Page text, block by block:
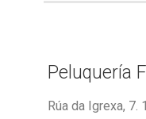
Peluquería
Rúa da Igrexa,